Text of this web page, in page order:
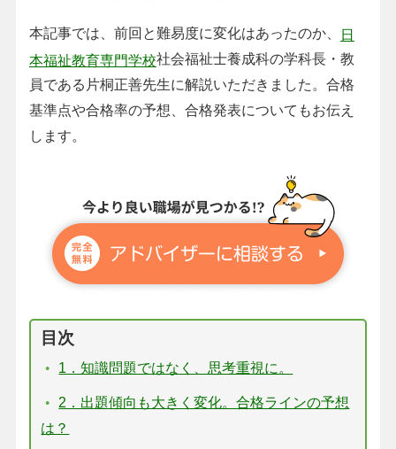
本記事では、前回と難易度に変化はあったのか、
日
本福祉教育専門学校社会福祉士養成科の学科長・教
員である片桐正善先生に解説いただきました。合格
基準点や合格率の予想、合格発表についてもお伝え
します。
目次
1．知識問題ではなく、思考重視に。
2．出題傾向も大きく変化。合格ラインの予想
は？